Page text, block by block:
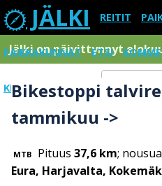
JÄLKI REITIT
PAIKKAKUNNAT ETSI
KIRJAUDU SISÄÄN Menu
Jälki on päivittynnyt
Bikestoppi
tammikuu ->
MTB Pituus 37,6 km; nousua
Eura, Harjavalta,